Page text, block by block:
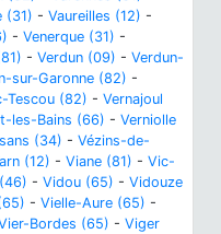
(31) - Vaureilles (12) -
- Venerque (31) -
- Verdun (09) - Verdun-
sur-Garonne (82) -
Tescou (82) - Vernajoul
les-Bains (66) - Verniolle
(34) - Vézins-de-
(12) - Viane (81) - Vic-
- Vidou (65) - Vidouze
- Vielle-Aure (65) -
Bordes (65) - Viger